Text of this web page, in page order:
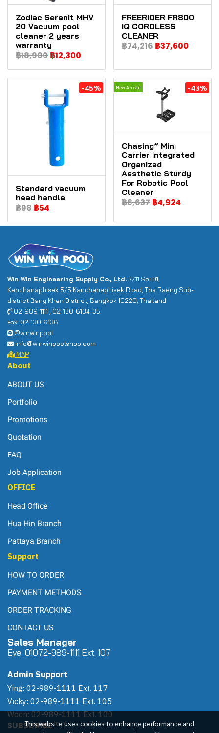
Zodiac Serenit MHV
20 Vacuum pool
cleaner 2 years
warranty
฿18,900 ฿12,300
FREERIDER FR800
iQ CORDLESS
CLEANER
฿74,216 ฿37,600
-45%
Standard vacuum
head handle
฿98 ฿54
New Arrival -43%
Chasing” Mini
Carrier Integrated
Organized
Aesthetic Sturdy
For Robotic Pool
Cleaner
฿8,637 ฿4,924
This website uses cookies to enhance performance and
Win Win Engineering Supply Co., Ltd. 7/11 Soi 01,
Kanchanaphisek 5/5 Kanchanaphisek Road, Tha Raeng Sub-
district Bang Khen District, Bangkok 10220, Thailand
02-989-1111 , 02-130-6134-35
Fax. 02-130-6136
@winwinpool
info@winwinpoolshop.com
MAP
About
ABOUT US
Portfolio
Promotions
Quotation
FAQ
Job Application
OFFICE
Head Office
Hua Hin Branch
Pattaya Branch
Support
HOW TO ORDER
PAYMENT METHODS
ORDER TRACKING
CONTACT US
Sales Manager
Eve 01072-989-1111 Ext. 107
Admin Support
Ying: 02-989-1111 Ext. 117
Vicky: 02-989-1111 Ext. 105
Woon: 02-989-1111 Ext. 100
SUBSCRIBE